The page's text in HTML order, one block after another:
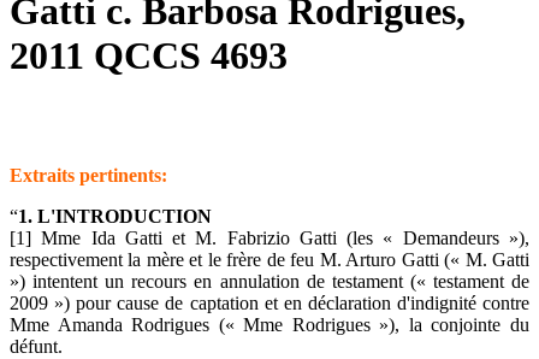
Gatti c. Barbosa Rodrigues,
2011 QCCS 4693
Extraits pertinents:
“1. L'INTRODUCTION
[1] Mme Ida Gatti et M. Fabrizio Gatti (les « Demandeurs »),
respectivement la mère et le frère de feu M. Arturo Gatti (« M. Gatti
») intentent un recours en annulation de testament (« testament de
2009 ») pour cause de captation et en déclaration d'indignité contre
Mme Amanda Rodrigues (« Mme Rodrigues »), la conjointe du
défunt.